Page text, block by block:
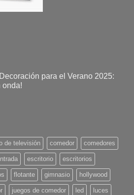
para el Verano 2025:
onda!
de televisión comedor comedores
escritorio escritorios
flotante gimnasio hollywood
juegos de comedor led luces